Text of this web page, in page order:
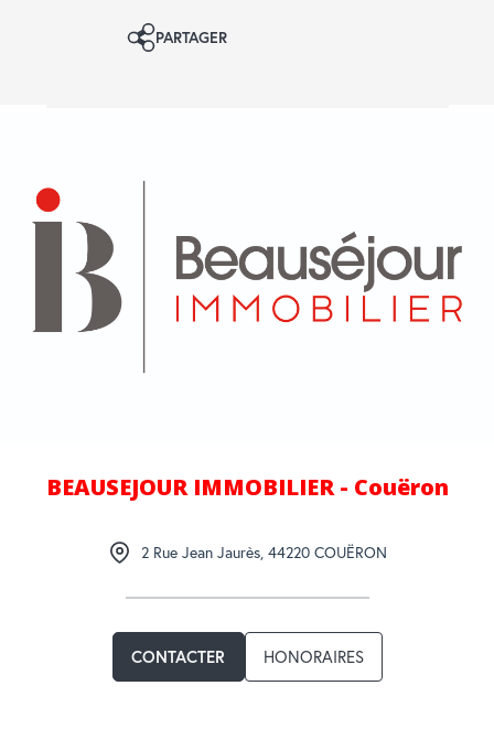
PARTAGER
BEAUSEJOUR IMMOBILIER - Couëron
2 Rue Jean Jaurès, 44220 COUËRON
CONTACTER HONORAIRES